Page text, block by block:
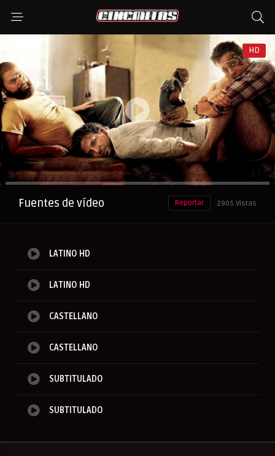
HD
Anuncio
Fuentes de vídeo 2905 Vistas
Reportar
LATINO HD
LATINO HD
CASTELLANO
CASTELLANO
SUBTITULADO
SUBTITULADO